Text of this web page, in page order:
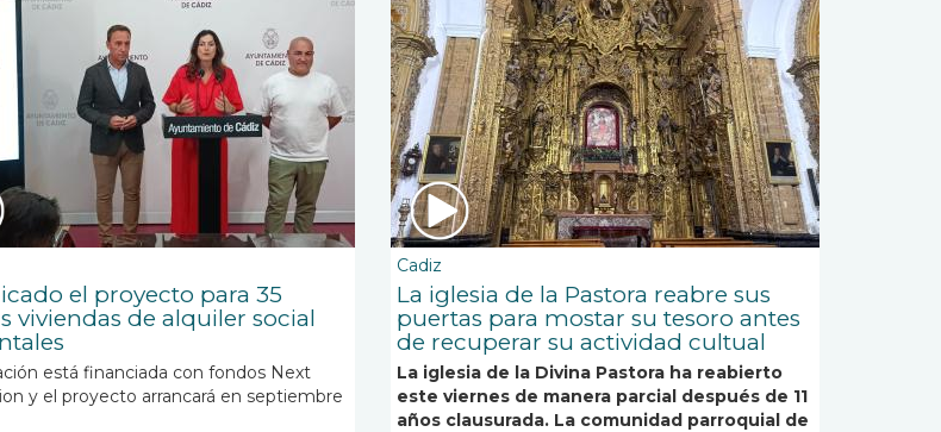
el proyecto para 35
viviendas de alquiler social
está financiada con fondos Next
y el proyecto arrancará en septiembre
Cadiz
La iglesia de la Pastora reabre sus
puertas para mostar su tesoro antes
de recuperar su actividad cultual
La iglesia de la Divina Pastora ha reabierto
este viernes de manera parcial después de 11
años clausurada. La comunidad parroquial de